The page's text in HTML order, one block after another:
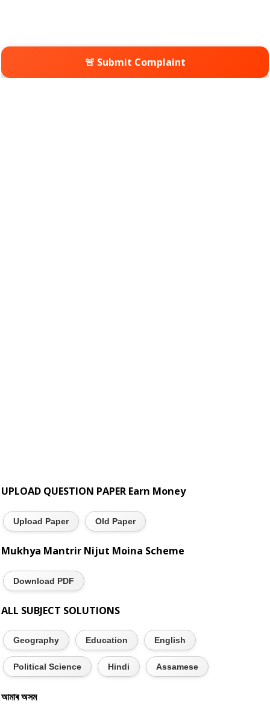
🚨 Submit Complaint
UPLOAD QUESTION PAPER Earn Money
Upload Paper Old Paper
Mukhya Mantrir Nijut Moina Scheme
Download PDF
ALL SUBJECT SOLUTIONS
Geography Education English
Political Science Hindi Assamese
আমাৰ অসম